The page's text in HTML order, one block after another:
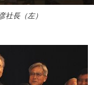
社長（左）